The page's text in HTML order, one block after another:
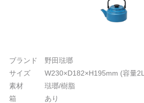
ブランド 野田琺瑯
サイズ W230×D182×H195mm (容量
素材 琺瑯/樹脂
箱 あり